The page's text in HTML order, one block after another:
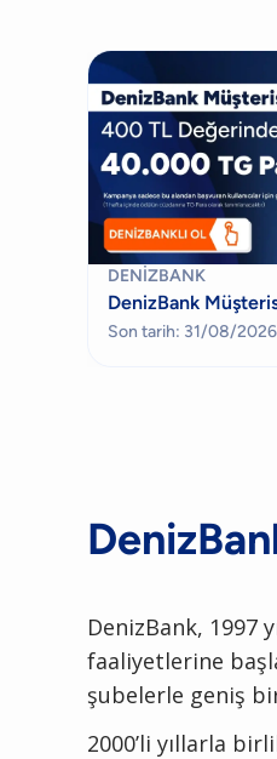
DENIZBANK
DenizBank
Son tarih: 31/08/2026
DenizBank, 1997
faaliyetlerine
şubelerle geniş
2000’li yıllarla